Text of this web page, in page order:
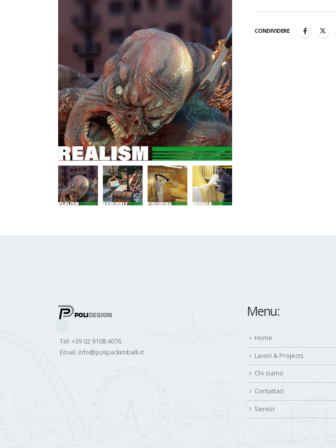
CONDIVIDERE
Tel: +39 02 9108 4076
Email: info@polipackimballi.it
Menu:
Home
Lavori & Projects
Chi siamo
Contattaci
Servizi